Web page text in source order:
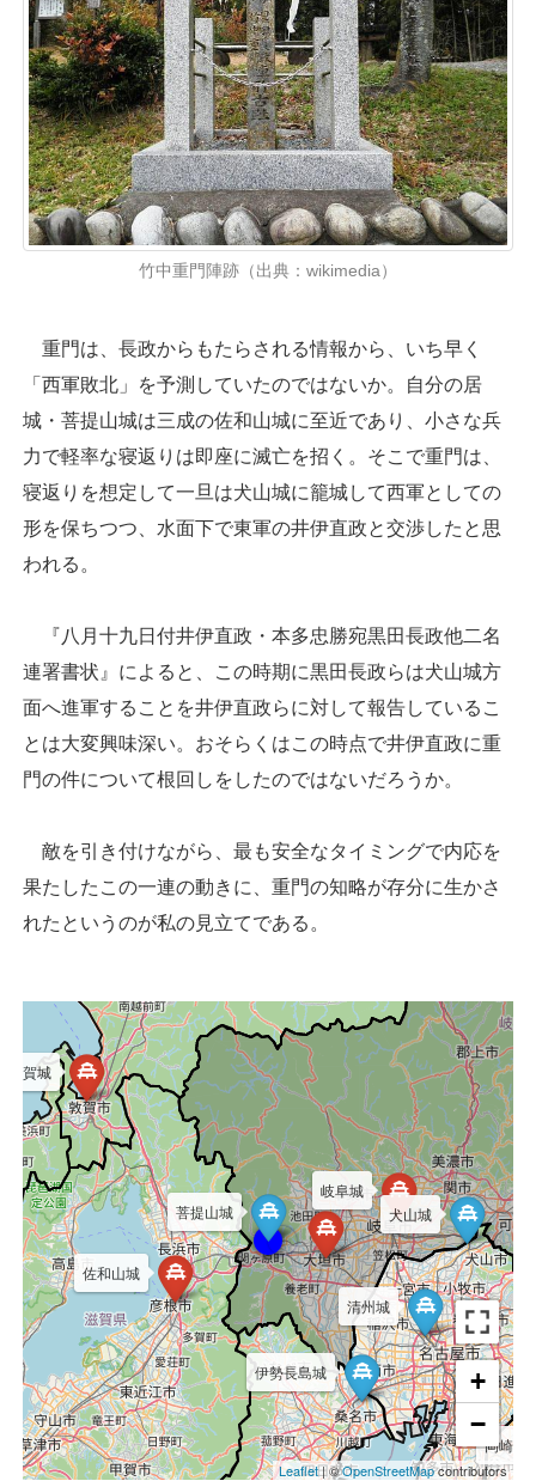
竹中重門陣跡（出典：wikimedia）
重門は、長政からもたらされる情報から、いち早く
「西軍敗北」を予測していたのではないか。自分の居
城・菩提山城は三成の佐和山城に至近であり、小さな兵
力で軽率な寝返りは即座に滅亡を招く。そこで重門は、
寝返りを想定して一旦は犬山城に籠城して西軍としての
形を保ちつつ、水面下で東軍の井伊直政と交渉したと思
われる。
『八月十九日付井伊直政・本多忠勝宛黒田長政他二名
連署書状』によると、この時期に黒田長政らは犬山城方
面へ進軍することを井伊直政らに対して報告しているこ
とは大変興味深い。おそらくはこの時点で井伊直政に重
門の件について根回しをしたのではないだろうか。
敵を引き付けながら、最も安全なタイミングで内応を
果たしたこの一連の動きに、重門の知略が存分に生かさ
れたというのが私の見立てである。
菩提山城
清州城
犬山城
伊勢長島城
岡崎城
佐和山城
岐阜城
敦賀城
+
−
Leaflet| ©OpenStreetMapcontributors